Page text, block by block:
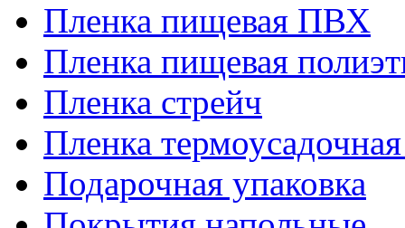
Пленка пищевая ПВХ
Пленка пищевая
Пленка стрейч
Пленка
Подарочная упаковка